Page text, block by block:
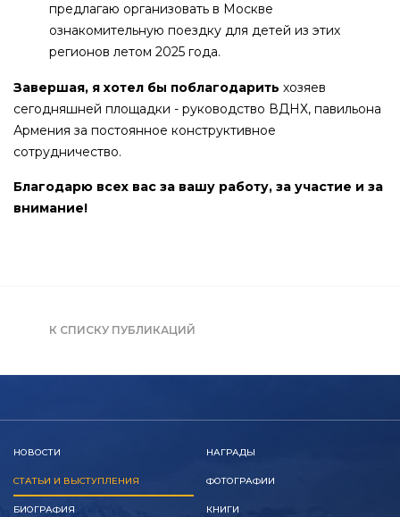
предлагаю организовать в Москве
ознакомительную поездку для детей из этих
регионов летом 2025 года.
Завершая, я хотел бы поблагодарить хозяев
сегодняшней площадки - руководство ВДНХ, павильона
Армения за постоянное конструктивное
сотрудничество.
Благодарю всех вас за вашу работу, за участие и за
внимание!
К СПИСКУ ПУБЛИКАЦИЙ
НОВОСТИ
СТАТЬИ И ВЫСТУПЛЕНИЯ
БИОГРАФИЯ
НАГРАДЫ
ФОТОГРАФИИ
КНИГИ